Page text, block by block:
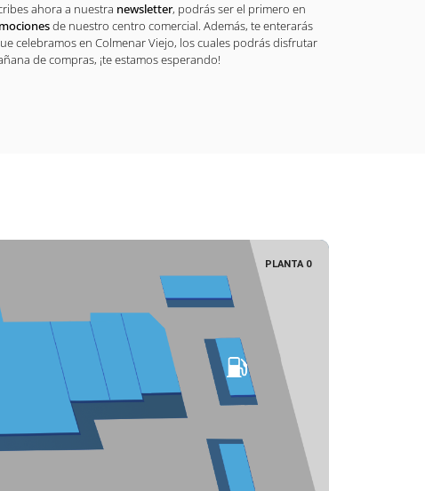
ahora a nuestra newsletter, podrás ser el primero en
de nuestro centro comercial. Además, te enterarás
celebramos en Colmenar Viejo, los cuales podrás disfrutar
de compras, ¡te estamos esperando!